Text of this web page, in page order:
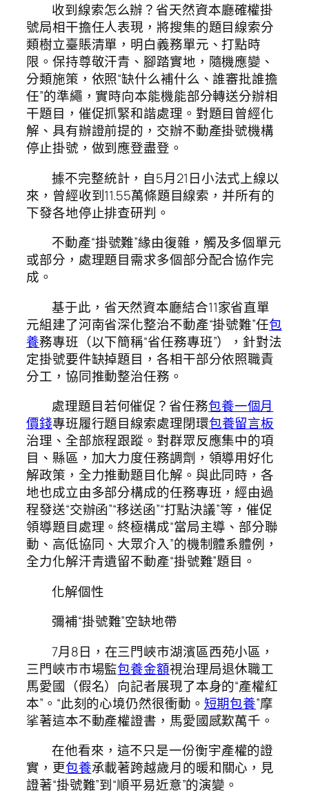
收到線索怎么辦？省天然資本廳確權掛
號局相干擔任人表現，將搜集的題目線索分
類樹立臺賬清單，明白義務單元、打點時
限。保持尊敬汗青、腳踏實地，隨機應變、
分類施策，依照“缺什么補什么、誰審批誰擔
任”的準繩，實時向本能機能部分轉送分辦相
干題目，催促抓緊和諧處理。對題目曾經化
解、具有辦證前提的，交辦不動產掛號機構
停止掛號，做到應登盡登。
據不完整統計，自5月21日小法式上線以
來，曾經收到11.55萬條題目線索，并所有的
下發各地停止排查研判。
不動產“掛號難”緣由復雜，觸及多個單元
或部分，處理題目需求多個部分配合協作完
成。
基于此，省天然資本廳結合11家省直單
元組建了河南省深化整治不動產“掛號難”任包
養務專班（以下簡稱“省任務專班”），針對法
定掛號要件缺掉題目，各相干部分依照職責
分工，協同推動整治任務。
處理題目若何催促？省任務包養一個月
價錢專班履行題目線索處理閉環包養留言板
治理、全部旅程跟蹤。對群眾反應集中的項
目、縣區，加大力度任務調劑，領導用好化
解政策，全力推動題目化解。與此同時，各
地也成立由多部分構成的任務專班，經由過
程發送“交辦函”“移送函”“打點決議”等，催促
領導題目處理。終極構成“當局主導、部分聯
動、高低協同、大眾介入”的機制體系體例，
全力化解汗青遺留不動產“掛號難”題目。
化解個性
彌補“掛號難”空缺地帶
7月8日，在三門峽市湖濱區西苑小區，
三門峽市市場監包養金額視治理局退休職工
馬愛國（假名）向記者展現了本身的“產權紅
本”。“此刻的心境仍然很衝動。 短期包養”摩
挲著這本不動產權證書，馬愛國感歎萬千。
在他看來，這不只是一份衡宇產權的證
實，更包養承載著跨越歲月的暖和關心，見
證著“掛號難”到“順平易近意”的演變。